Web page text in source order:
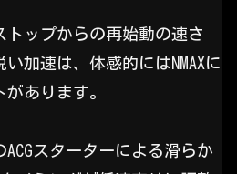
トップからの再始動の速さ
加速は、体感的にはNMAXに
あります。
スターターによる滑らか